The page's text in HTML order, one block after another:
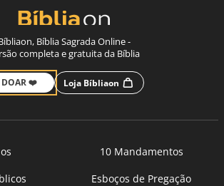
Bíblia Sagrada Online -
completa e gratuita da Bíblia
DOAR ❤️ Loja Bíbliaon
10 Mandamentos
Esboços de Pregação